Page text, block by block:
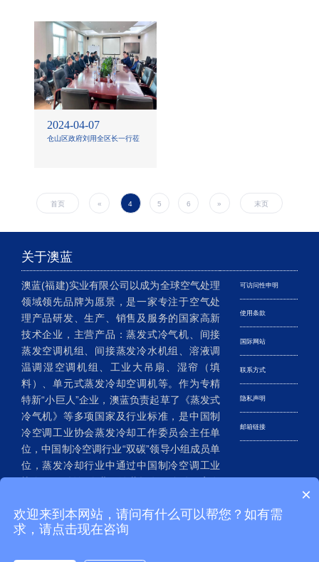
2024-04-07
仓山区政府刘用全区长一行莅
首页 « 4 5 6 » 末页
关于澳蓝
澳蓝(福建)实业有限公司以成为全球空气处理
领域领先品牌为愿景，是一家专注于空气处
理产品研发、生产、销售及服务的国家高新
技术企业，主营产品：蒸发式冷气机、间接
蒸发空调机组、间接蒸发冷水机组、溶液调
温调湿空调机组、工业大吊扇、湿帘（填
料）、单元式蒸发冷却空调机等。作为专精
特新“小巨人”企业，澳蓝负责起草了《蒸发式
冷气机》等多项国家及行业标准，是中国制
冷空调工业协会蒸发冷却工作委员会主任单
位，中国制冷空调行业“双碳”领导小组成员单
位，蒸发冷却行业中通过中国制冷空调工业
协会CRAA认证企业。澳蓝拥有20多件国家发
已成为我国蒸发冷却空调行业的老牌企
业……
可访问性申明
使用条款
国际网站
联系方式
隐私声明
邮箱链接
×
欢迎来到本网站，请问有什么可以帮您？如有需
求，请点击现在咨询